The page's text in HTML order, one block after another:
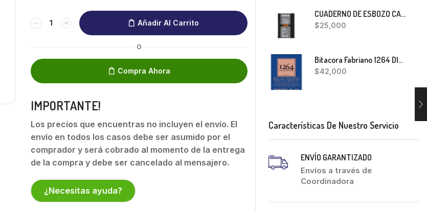
Añadir Al Carrito
O
Compra Ahora
IMPORTANTE!
Los precios que encuentras no incluyen el envío. El
envío en todos los casos debe ser asumido por el
comprador y será cobrado al momento de la entrega
de la compra y debe ser cancelado al mensajero.
¿Necesitas ayuda?
CUADERNO DE ESBOZO CANSON ONE
$25,000
Bitacora Fabriano 1264 DIBUJO A5
$42,000
Características De Nuestro Servicio
ENVÍO GARANTIZADO
Envíos a través de
Coordinadora